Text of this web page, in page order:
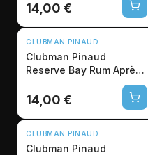
14,00 €
CLUBMAN PINAUD
Clubman Pinaud
Reserve Bay Rum Après-
Professionnel
14,00 €
CLUBMAN PINAUD
Clubman Pinaud